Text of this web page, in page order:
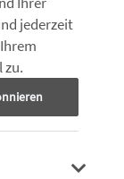
jederzeit
zu.